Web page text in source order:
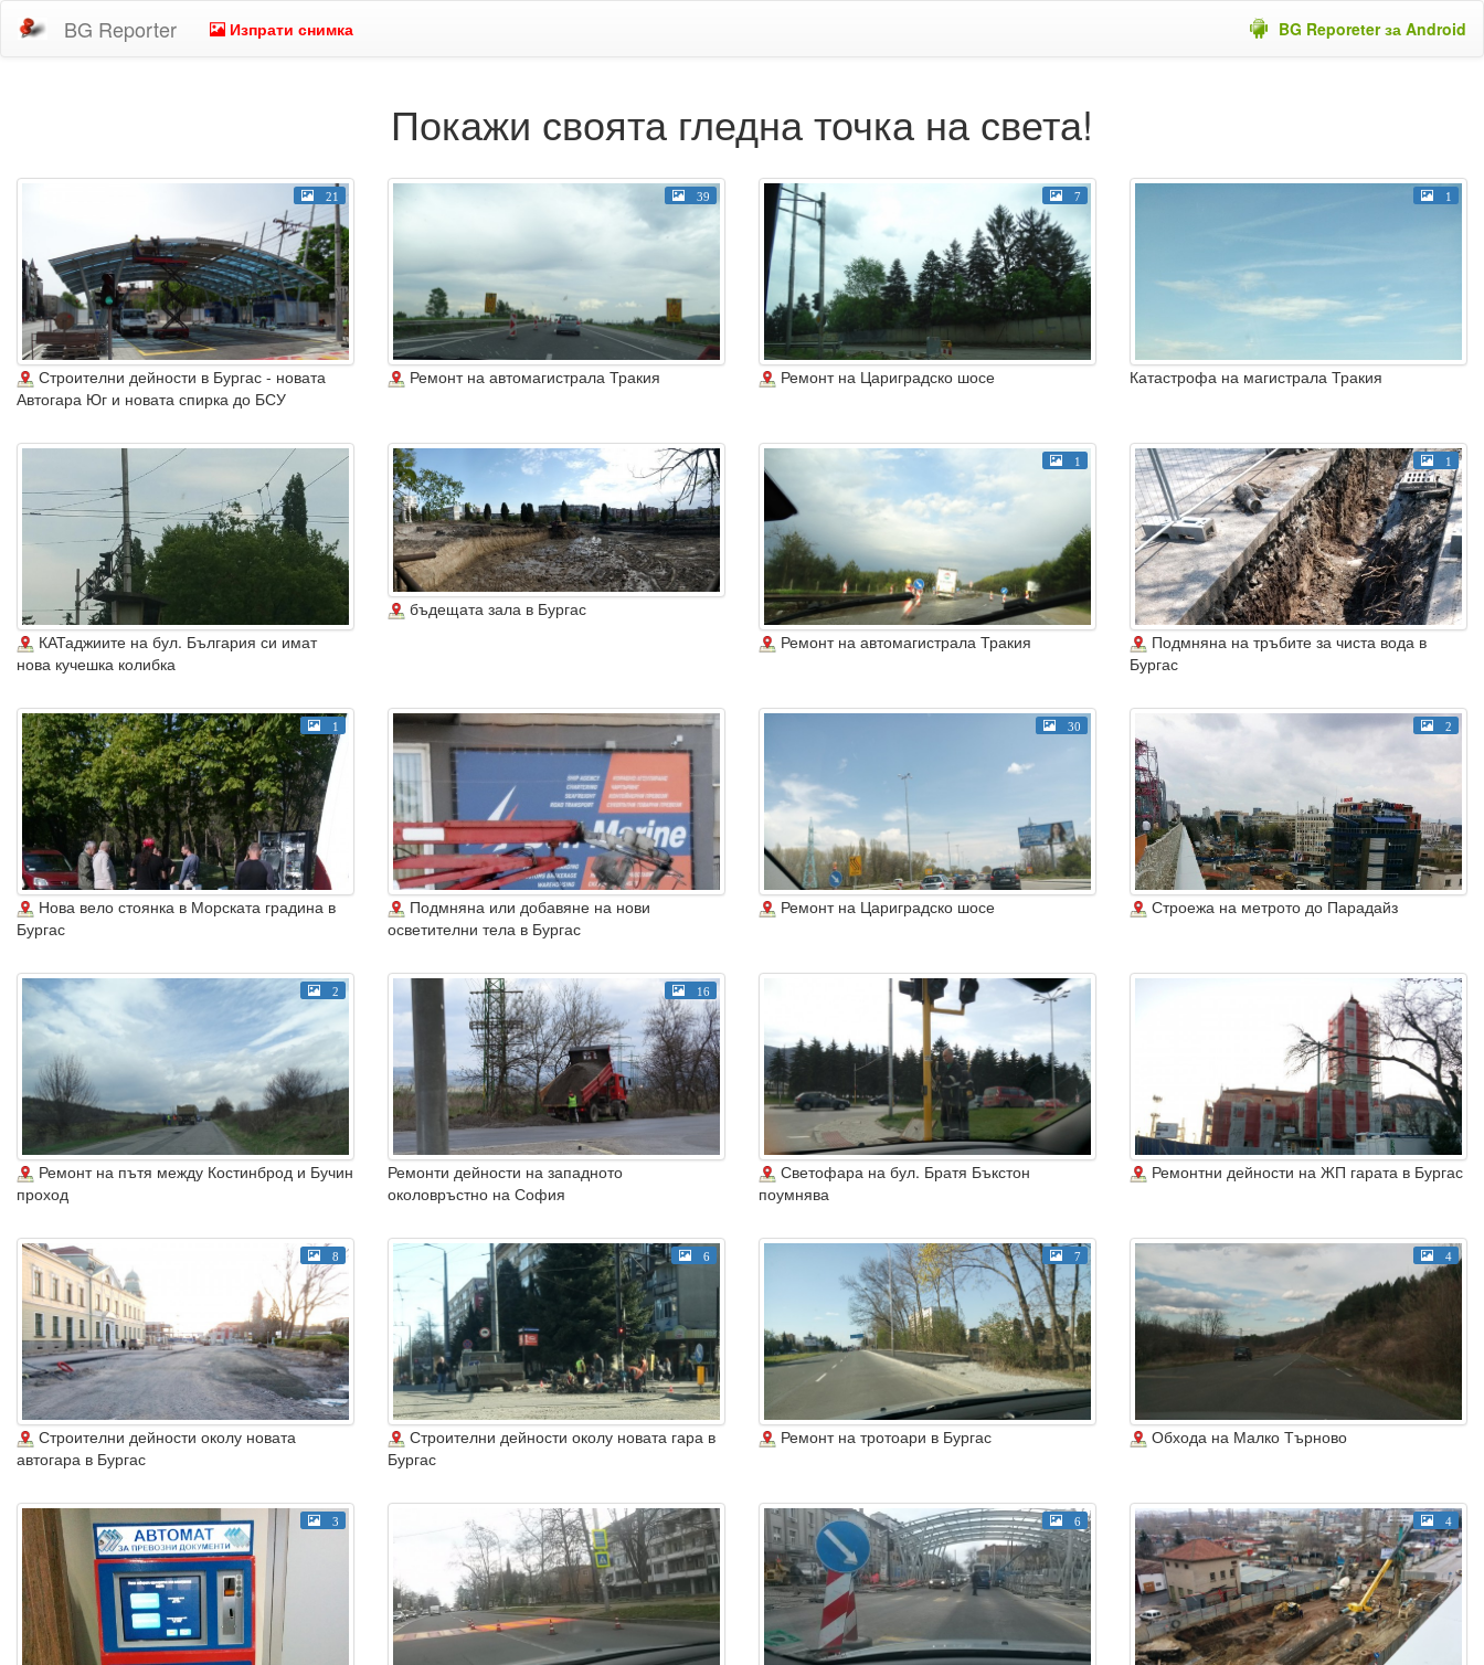
BG Reporter Изпрати снимка BG Reporeter за Android
Покажи своята гледна точка на света!
21
Строителни дейности в Бургас - новата
Автогара Юг и новата спирка до БСУ
39
Ремонт на автомагистрала Тракия
7
Ремонт на Цариградско шосе
1
Катастрофа на магистрала Тракия
КАТаджиите на бул. България си имат
нова кучешка колибка
бъдещата зала в Бургас
1
Ремонт на автомагистрала Тракия
1
Подмняна на тръбите за чиста вода в
Бургас
1
Нова вело стоянка в Морската градина в
Бургас
Подмняна или добавяне на нови
осветителни тела в Бургас
30
Ремонт на Цариградско шосе
2
Строежа на метрото до Парадайз
2
Ремонт на пътя между Костинброд и Бучин
проход
16
Ремонти дейности на западното
околовръстно на София
Светофара на бул. Братя Бъкстон
поумнява
Ремонтни дейности на ЖП гарата в Бургас
8
Строителни дейности околу новата
автогара в Бургас
6
Строителни дейности околу новата гара в
Бургас
7
Ремонт на тротоари в Бургас
4
Обхода на Малко Търново
3 6 4